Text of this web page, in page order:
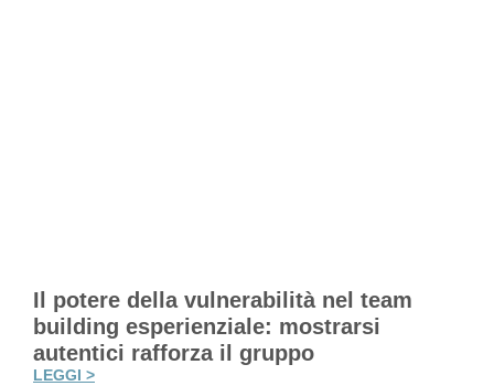
Il potere della vulnerabilità nel team
building esperienziale: mostrarsi
autentici rafforza il gruppo
LEGGI >